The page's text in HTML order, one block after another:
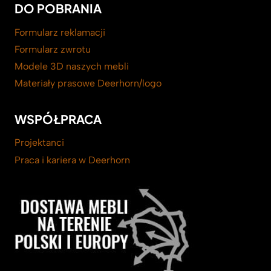
DO POBRANIA
Formularz reklamacji
Formularz zwrotu
Modele 3D naszych mebli
Materiały prasowe Deerhorn/logo
WSPÓŁPRACA
Projektanci
Praca i kariera w Deerhorn